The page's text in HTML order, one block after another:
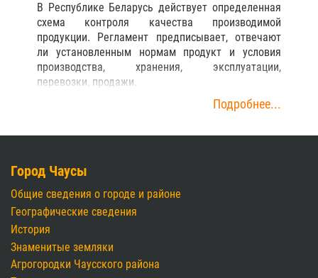
В Республике Беларусь действует определенная
схема контроля качества производимой
продукции. Регламент предписывает, отвечают
ли установленным нормам продукт и условия
производства, хранения, эксплуатации,
перевозки, продажи.
Подробнее...
Город Чаусы
Общие сведения о городе и районе
Географические сведения
История
Знаменитые земляки
Агрогородки Чаусского района